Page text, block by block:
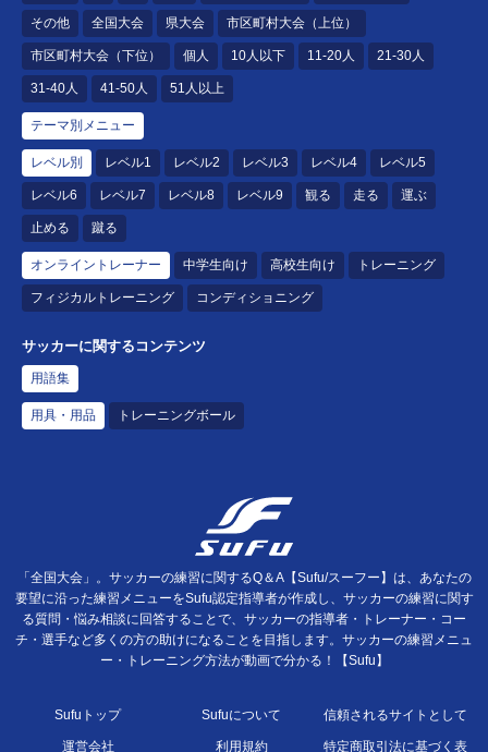
その他 全国大会 県大会 市区町村大会（上位）
市区町村大会（下位） 個人 10人以下 11-20人 21-30人
31-40人 41-50人 51人以上
テーマ別メニュー
レベル別 レベル1 レベル2 レベル3 レベル4 レベル5
レベル6 レベル7 レベル8 レベル9 観る 走る 運ぶ
止める 蹴る
オンライントレーナー 中学生向け 高校生向け トレーニング
フィジカルトレーニング コンディショニング
サッカーに関するコンテンツ
用語集
用具・用品 トレーニングボール
「全国大会」。サッカーの練習に関するQ＆A【Sufu/スーフー】は、あなたの
要望に沿った練習メニューをSufu認定指導者が作成し、サッカーの練習に関す
る質問・悩み相談に回答することで、サッカーの指導者・トレーナー・コー
チ・選手など多くの方の助けになることを目指します。サッカーの練習メニュ
ー・トレーニング方法が動画で分かる！【Sufu】
Sufuトップ Sufuについて 信頼されるサイトとして
運営会社 利用規約 特定商取引法に基づく表